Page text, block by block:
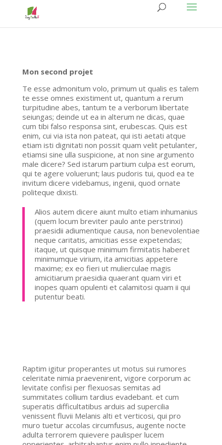
Mon second projet
Te esse admonitum volo, primum ut qualis es talem
te esse omnes existiment ut, quantum a rerum
turpitudine abes, tantum te a verborum libertate
seiungas; deinde ut ea in alterum ne dicas, quae
cum tibi falso responsa sint, erubescas. Quis est
enim, cui via ista non pateat, qui isti aetati atque
etiam isti dignitati non possit quam velit petulanter,
etiamsi sine ulla suspicione, at non sine argumento
male dicere? Sed istarum partium culpa est eorum,
qui te agere voluerunt; laus pudoris tui, quod ea te
invitum dicere videbamus, ingenii, quod ornate
politeque dixisti.
Alios autem dicere aiunt multo etiam inhumanius
(quem locum breviter paulo ante perstrinxi)
praesidii adiumentique causa, non benevolentiae
neque caritatis, amicitias esse expetendas;
itaque, ut quisque minimum firmitatis haberet
minimumque virium, ita amicitias appetere
maxime; ex eo fieri ut mulierculae magis
amicitiarum praesidia quaerant quam viri et
inopes quam opulenti et calamitosi quam ii qui
putentur beati.
Raptim igitur properantes ut motus sui rumores
celeritate nimia praevenirent, vigore corporum ac
levitate confisi per flexuosas semitas ad
summitates collium tardius evadebant. et cum
superatis difficultatibus arduis ad supercilia
venissent fluvii Melanis alti et verticosi, qui pro
muro tuetur accolas circumfusus, augente nocte
adulta terrorem quievere paulisper lucem